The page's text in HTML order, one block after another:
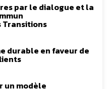
par le dialogue et la
Transitions
durable en faveur de
un modèle